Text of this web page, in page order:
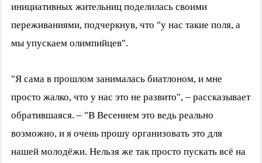
инициативных жительниц поделилась своими
переживаниями, подчеркнув, что "у нас такие поля, а
мы упускаем олимпийцев".
"Я сама в прошлом занималась биатлоном, и мне
просто жалко, что у нас это не развито", – рассказывает
обратившаяся. – "В Весеннем это ведь реально
возможно, и я очень прошу организовать это для
нашей молодёжи. Нельзя же так просто пускать всё на